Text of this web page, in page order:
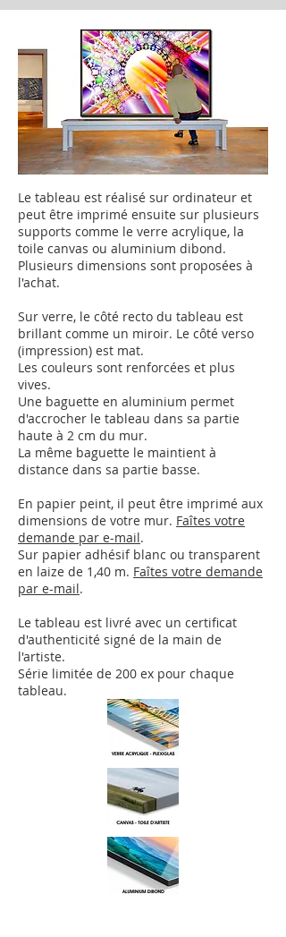
Le tableau est réalisé sur ordinateur et
peut être imprimé ensuite sur plusieurs
supports comme le verre acrylique, la
toile canvas ou aluminium dibond.
Plusieurs dimensions sont proposées à
l'achat.
Sur verre, le côté recto du tableau est
brillant comme un miroir. Le côté verso
(impression) est mat.
Les couleurs sont renforcées et plus
vives.
Une baguette en aluminium permet
d'accrocher le tableau dans sa partie
haute à 2 cm du mur.
La même baguette le maintient à
distance dans sa partie basse.
En papier peint, il peut être imprimé aux
dimensions de votre mur. Faîtes votre
demande par e-mail.
Sur papier adhésif blanc ou transparent
en laize de 1,40 m. Faîtes votre demande
par e-mail.
Le tableau est livré avec un certificat
d'authenticité signé de la main de
l'artiste.
Série limitée de 200 ex pour chaque
tableau.